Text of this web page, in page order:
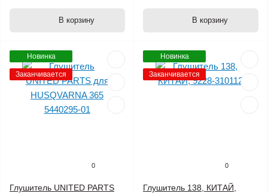
В корзину В корзину
Новинка
Заканчивается
0
Глушитель UNITED PARTS
Новинка
Заканчивается
0
Глушитель 138, КИТАЙ,